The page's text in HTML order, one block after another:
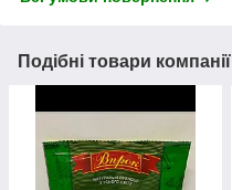
Подібні товари компанії